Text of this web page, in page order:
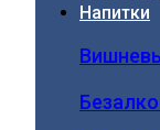
Напитки